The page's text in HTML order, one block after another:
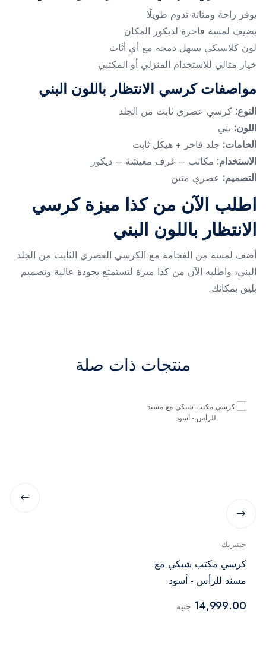
يوفر راحة ومتانة تدوم طويلًا
يضيف لمسة فاخرة لديكور المكان
لون كلاسيكي يسهل دمجه مع أي أثاث
خيار مثالي للاستخدام المنزلي أو المكتبي
مواصفات كرسي الانتظار باللون البني
النوع: كرسي عصري ثابت من الجلد
اللون: بني
الخامات: جلد فاخر + هيكل ثابت
الاستخدام: مكاتب – غرف معيشة – ديكور
التصميم: عصري متين
اطلب الآن من كذا ميزة كرسي
الانتظار باللون البني
أضف لمسة من الفخامة مع الكرسي العصري الثابت من الجلد
البني، واطلبه الآن من كذا ميزة لتستمتع بجودة عالية وتصميم
يليق بمكانك.
منتجات ذات صلة
جينيريك
كرسي مكتب شبكي مع
مسند للرأس - أسود
14,999.00 جنيه